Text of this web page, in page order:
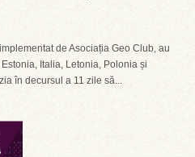
de Asociația Geo Club, au
Italia, Letonia, Polonia și
în decursul a 11 zile să...